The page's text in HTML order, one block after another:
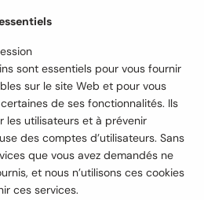
sont essentiels pour vous fournir
sur le site Web et pour vous
de ses fonctionnalités. Ils
les utilisateurs et à prévenir
des comptes d’utilisateurs. Sans
que vous avez demandés ne
et nous n’utilisons ces cookies
ces services.